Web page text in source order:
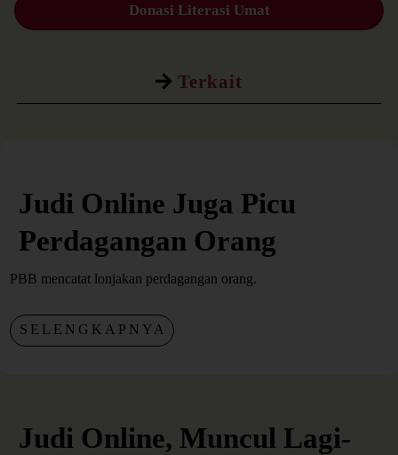
Terkait
Donasi Literasi Umat
Judi Online Juga Picu
Perdagangan Orang
PBB mencatat lonjakan perdagangan orang.
SELENGKAPNYA
Judi Online, Muncul Lagi-